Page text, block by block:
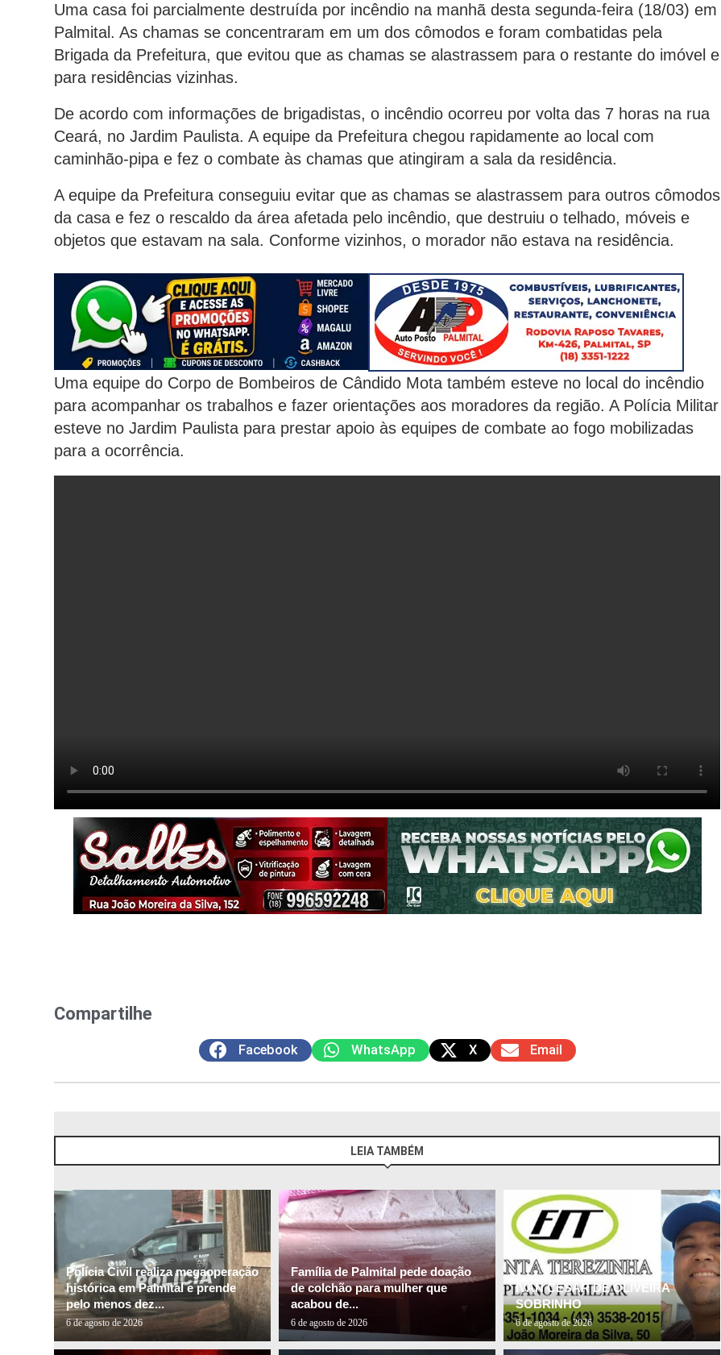
Uma casa foi parcialmente destruída por incêndio na manhã desta segunda-feira (18/03) em
Palmital. As chamas se concentraram em um dos cômodos e foram combatidas pela
Brigada da Prefeitura, que evitou que as chamas se alastrassem para o restante do imóvel e
para residências vizinhas.
De acordo com informações de brigadistas, o incêndio ocorreu por volta das 7 horas na rua
Ceará, no Jardim Paulista. A equipe da Prefeitura chegou rapidamente ao local com
caminhão-pipa e fez o combate às chamas que atingiram a sala da residência.
A equipe da Prefeitura conseguiu evitar que as chamas se alastrassem para outros cômodos
da casa e fez o rescaldo da área afetada pelo incêndio, que destruiu o telhado, móveis e
objetos que estavam na sala. Conforme vizinhos, o morador não estava na residência.
Uma equipe do Corpo de Bombeiros de Cândido Mota também esteve no local do incêndio
para acompanhar os trabalhos e fazer orientações aos moradores da região. A Polícia Militar
esteve no Jardim Paulista para prestar apoio às equipes de combate ao fogo mobilizadas
para a ocorrência.
Compartilhe
Facebook WhatsApp X Email
LEIA TAMBÉM
Polícia Civil realiza megaoperação
histórica em Palmital e prende
pelo menos dez...
6 de agosto de 2026
Família de Palmital pede doação
de colchão para mulher que
acabou de...
6 de agosto de 2026
IVAN CESAR DE OLIVEIRA
SOBRINHO
6 de agosto de 2026